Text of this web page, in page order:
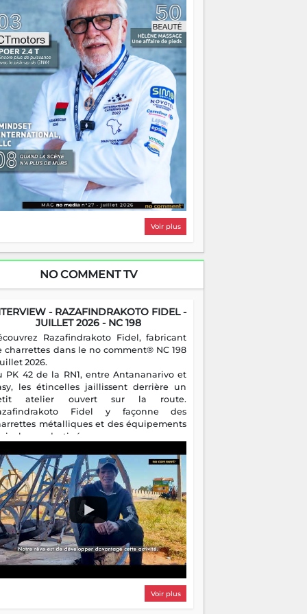
on pourrait s'arrêter là, applaudir et
chez soi satisfait. Mais ce serait
à côté d'une chose essentielle. La
ça brûle fort — et parfois, ça brûle
Une flamme sans direction peut
autant qu'elle peut consumer. C'est
que les aînés entrent en scène — pas
reprendre le gouvernail, mais pour
où sont les récifs. Les jeunes ont la
les vieux ont l'expérience, comme on
Ce n'est pas un combat de générations
c'est une question d'équipage. Partagez
réussites, mais aussi vos échecs. Surtout
échecs, d'ailleurs — ils enseignent
que n'importe quel manuel. À
la barque avance. Il faut juste
que tout le monde rame dans le
Voir plus
NO COMMENT TV
- RAZAFINDRAKOTO FIDEL -
JUILLET 2026 - NC 198
Razafindrakoto Fidel, fabricant
charrettes dans le no comment® NC 198
2026.
PK 42 de la RN1, entre Antananarivo et
les étincelles jaillissent derrière un
atelier ouvert sur la route.
Fidel y façonne des
métalliques et des équipements
destinés aux campagnes
il perpétue un métier discret mais
Voir plus